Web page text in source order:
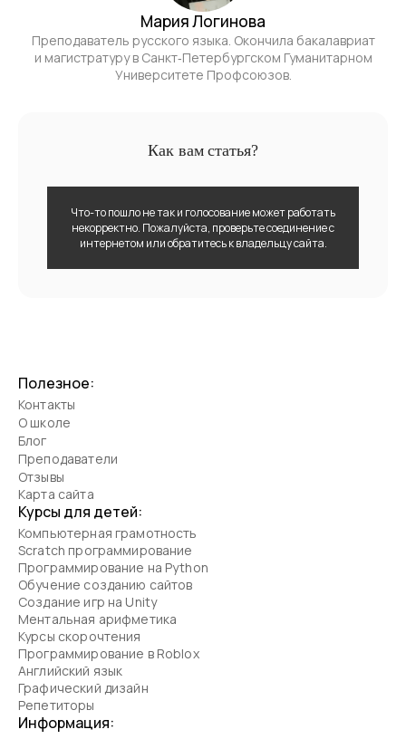
Мария Логинова
Преподаватель русского языка. Окончила бакалавриат
и магистратуру в Санкт‑Петербургском Гуманитарном
Университете Профсоюзов.
Как вам статья?
Что-то пошло не так и голосование может работать
некорректно. Пожалуйста, проверьте соединение с
интернетом или обратитесь к владельцу сайта.
Полезное:
Контакты
О школе
Блог
Преподаватели
Отзывы
Карта сайта
Курсы для детей:
Компьютерная грамотность
Scratch программирование
Программирование на Python
Обучение созданию сайтов
Создание игр на Unity
Ментальная арифметика
Курсы скорочтения
Программирование в Roblox
Английский язык
Графический дизайн
Репетиторы
Информация: